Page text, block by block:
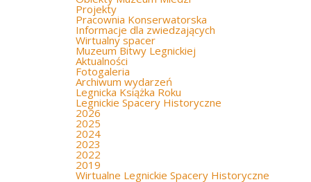
Projekty
Pracownia Konserwatorska
Informacje dla zwiedzających
Wirtualny spacer
Muzeum Bitwy Legnickiej
Aktualności
Fotogaleria
Archiwum wydarzeń
Legnicka Książka Roku
Legnickie Spacery Historyczne
2026
2025
2024
2023
2022
2019
Wirtualne Legnickie Spacery Historyczne